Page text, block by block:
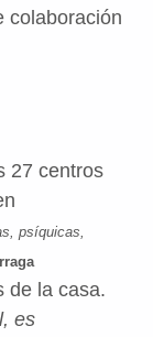
colaboración
27 centros
psíquicas,
de la casa.
es